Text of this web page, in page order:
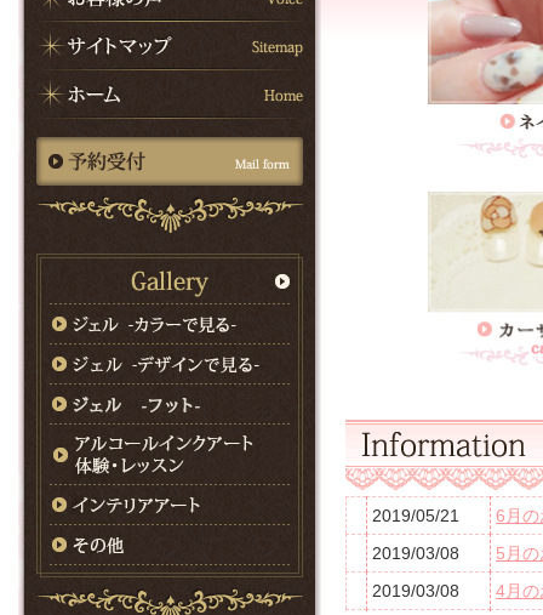
2019/05/21
6月
2019/03/08
5月
2019/03/08
4月